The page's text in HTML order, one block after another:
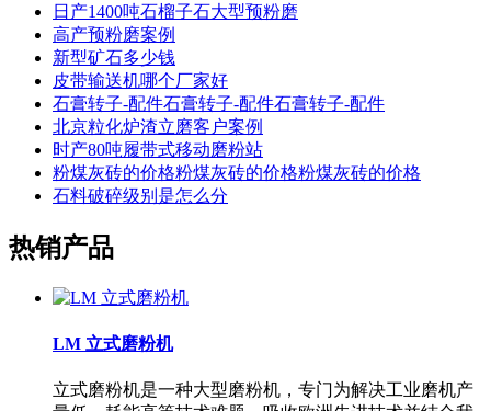
日产1400吨石榴子石大型预粉磨
高产预粉磨案例
新型矿石多少钱
皮带输送机哪个厂家好
石膏转子-配件石膏转子-配件石膏转子-配件
北京粒化炉渣立磨客户案例
时产80吨履带式移动磨粉站
粉煤灰砖的价格粉煤灰砖的价格粉煤灰砖的价格
石料破碎级别是怎么分
热销产品
LM 立式磨粉机
立式磨粉机是一种大型磨粉机，专门为解决工业磨机产